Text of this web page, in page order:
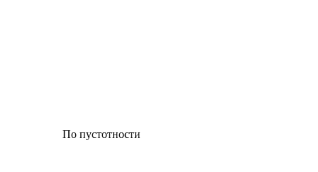
По пустотности